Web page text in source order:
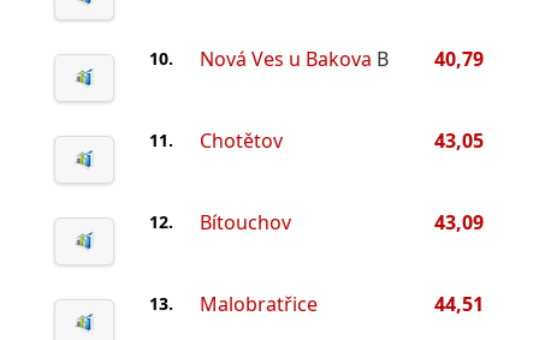
10. Nová Ves u Bakova B 40,79
11. Chotětov 43,05
12. Bítouchov 43,09
13. Malobratřice 44,51